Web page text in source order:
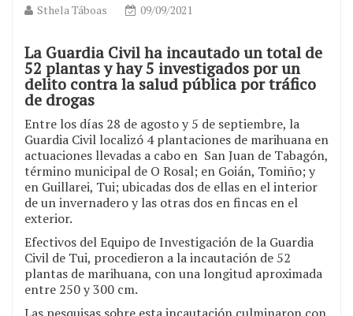
Sthela Táboas 09/09/2021
La Guardia Civil ha incautado un total de
52 plantas y hay 5 investigados por un
delito contra la salud pública por tráfico
de drogas
Entre los días 28 de agosto y 5 de septiembre, la
Guardia Civil localizó 4 plantaciones de marihuana en
actuaciones llevadas a cabo en San Juan de Tabagón,
término municipal de O Rosal; en Goián, Tomiño; y
en Guillarei, Tui; ubicadas dos de ellas en el interior
de un invernadero y las otras dos en fincas en el
exterior.
Efectivos del Equipo de Investigación de la Guardia
Civil de Tui, procedieron a la incautación de 52
plantas de marihuana, con una longitud aproximada
entre 250 y 300 cm.